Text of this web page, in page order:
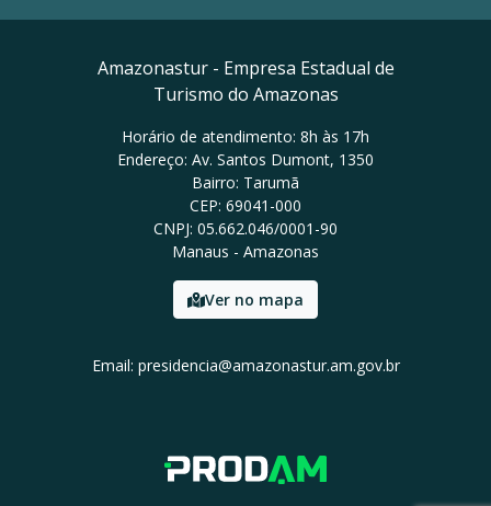
Amazonastur - Empresa Estadual de
Turismo do Amazonas
Horário de atendimento: 8h às 17h
Endereço: Av. Santos Dumont, 1350
Bairro: Tarumã
CEP: 69041-000
CNPJ: 05.662.046/0001-90
Manaus - Amazonas
Ver no mapa
Email: presidencia@amazonastur.am.gov.br